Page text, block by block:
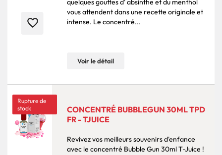
favorite_border
quelques gouttes d' absinthe et du menthol
vous attendent dans une recette originale et
intense. Le concentré...
Voir le détail
Rupture de
stock
CONCENTRÉ BUBBLEGUN 30ML TPD
FR - TJUICE
Revivez vos meilleurs souvenirs d'enfance
avec le concentré Bubble Gun 30ml T-Juice !